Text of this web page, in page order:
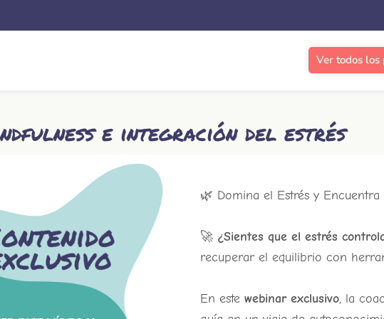
Ver todos los
e integración del estrés
🌿 Domina el Estrés y Encuentra
🚀 ¿Sientes que el estrés
recuperar el equilibrio con
En este webinar exclusivo, la